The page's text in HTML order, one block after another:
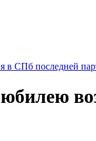
в СПб последней